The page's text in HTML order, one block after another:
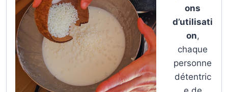
ons
d’utilisati
on,
chaque
personne
détentric